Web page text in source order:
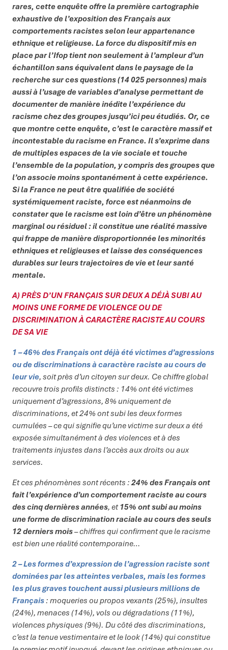
rares, cette enquête offre la première cartographie
exhaustive de l’exposition des Français aux
comportements racistes selon leur appartenance
ethnique et religieuse. La force du dispositif mis en
place par l’Ifop tient non seulement à l’ampleur d’un
échantillon sans équivalent dans le paysage de la
recherche sur ces questions (14 025 personnes) mais
aussi à l’usage de variables d’analyse permettant de
documenter de manière inédite l’expérience du
racisme chez des groupes jusqu’ici peu étudiés. Or, ce
que montre cette enquête, c’est le caractère massif et
incontestable du racisme en France. Il s’exprime dans
de multiples espaces de la vie sociale et touche
l’ensemble de la population, y compris des groupes que
l’on associe moins spontanément à cette expérience.
Si la France ne peut être qualifiée de société
systémiquement raciste, force est néanmoins de
constater que le racisme est loin d’être un phénomène
marginal ou résiduel : il constitue une réalité massive
qui frappe de manière disproportionnée les minorités
ethniques et religieuses et laisse des conséquences
durables sur leurs trajectoires de vie et leur santé
mentale.
A) PRÈS D’UN FRANÇAIS SUR DEUX A DÉJÀ SUBI AU
MOINS UNE FORME DE VIOLENCE OU DE
DISCRIMINATION À CARACTÈRE RACISTE AU COURS
DE SA VIE
1 – 46% des Français ont déjà été victimes d’agressions
ou de discriminations à caractère raciste au cours de
leur vie, soit près d’un citoyen sur deux. Ce chiffre global
recouvre trois profils distincts : 14% ont été victimes
uniquement d’agressions, 8% uniquement de
discriminations, et 24% ont subi les deux formes
cumulées – ce qui signifie qu’une victime sur deux a été
exposée simultanément à des violences et à des
traitements injustes dans l’accès aux droits ou aux
services.
Et ces phénomènes sont récents :24% des Français ont
fait l’expérience d’un comportement raciste au cours
des cinq dernières années, et15% ont subi au moins
une forme de discrimination raciale au cours des seuls
12 derniers mois– chiffres qui confirment que le racisme
est bien une réalité contemporaine…
2 – Les formes d’expression de l’agression raciste sont
dominées par les atteintes verbales, mais les formes
les plus graves touchent aussi plusieurs millions de
Français: moqueries ou propos vexants (25%), insultes
(24%), menaces (14%), vols ou dégradations (11%),
violences physiques (9%). Du côté des discriminations,
c’est la tenue vestimentaire et le look (14%) qui constitue